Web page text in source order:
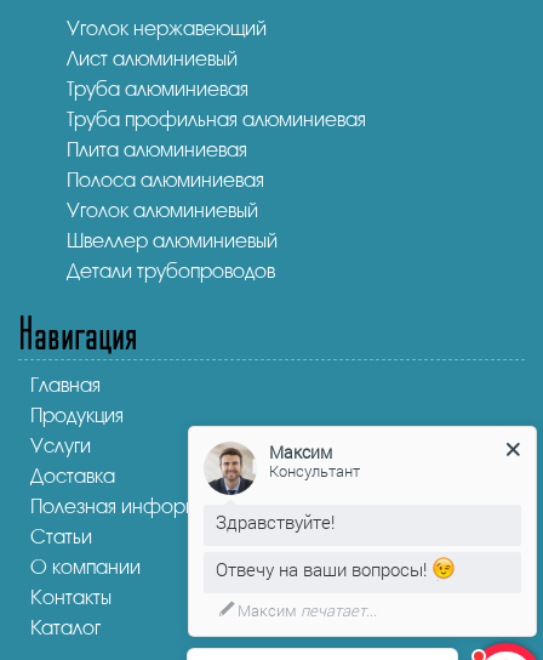
Уголок нержавеющий
Лист алюминиевый
Труба алюминиевая
Труба профильная алюминиевая
Плита алюминиевая
Полоса алюминиевая
Уголок алюминиевый
Швеллер алюминиевый
Детали трубопроводов
Навигация
Главная
Продукция
Услуги
Доставка
Полезная информация
Статьи
О компании
Контакты
Каталог
Максим
Консультант
Здравствуйте!
Отвечу на ваши вопросы!
Максим печатает...